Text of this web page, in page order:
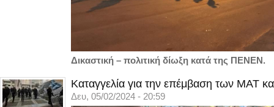
Δικαστική – πολιτική δίωξη κατά της ΠΕΝΕΝ.
Καταγγελία για την επέμβαση των ΜΑΤ
Δευ, 05/02/2024 - 20:59